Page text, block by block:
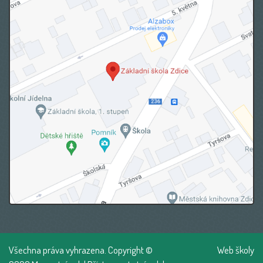
Všechna práva vyhrazena. Copyright ©
Web školy